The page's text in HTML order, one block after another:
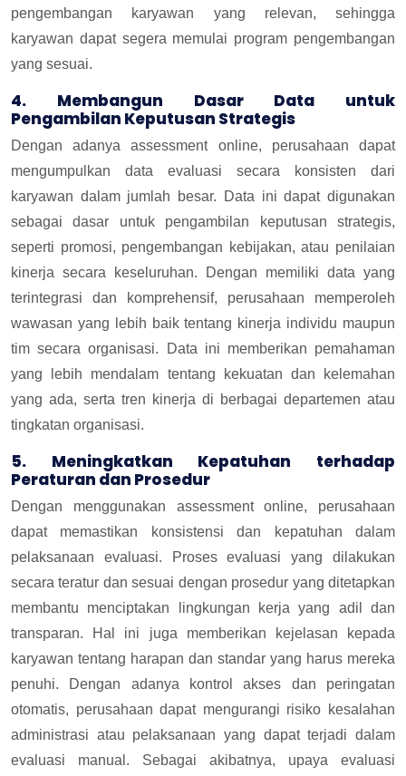
pengembangan karyawan yang relevan, sehingga
karyawan dapat segera memulai program pengembangan
yang sesuai.
4. Membangun Dasar Data untuk
Pengambilan Keputusan Strategis
Dengan adanya assessment online, perusahaan dapat
mengumpulkan data evaluasi secara konsisten dari
karyawan dalam jumlah besar. Data ini dapat digunakan
sebagai dasar untuk pengambilan keputusan strategis,
seperti promosi, pengembangan kebijakan, atau penilaian
kinerja secara keseluruhan. Dengan memiliki data yang
terintegrasi dan komprehensif, perusahaan memperoleh
wawasan yang lebih baik tentang kinerja individu maupun
tim secara organisasi. Data ini memberikan pemahaman
yang lebih mendalam tentang kekuatan dan kelemahan
yang ada, serta tren kinerja di berbagai departemen atau
tingkatan organisasi.
5. Meningkatkan Kepatuhan terhadap
Peraturan dan Prosedur
Dengan menggunakan assessment online, perusahaan
dapat memastikan konsistensi dan kepatuhan dalam
pelaksanaan evaluasi. Proses evaluasi yang dilakukan
secara teratur dan sesuai dengan prosedur yang ditetapkan
membantu menciptakan lingkungan kerja yang adil dan
transparan. Hal ini juga memberikan kejelasan kepada
karyawan tentang harapan dan standar yang harus mereka
penuhi. Dengan adanya kontrol akses dan peringatan
otomatis, perusahaan dapat mengurangi risiko kesalahan
administrasi atau pelaksanaan yang dapat terjadi dalam
evaluasi manual. Sebagai akibatnya, upaya evaluasi